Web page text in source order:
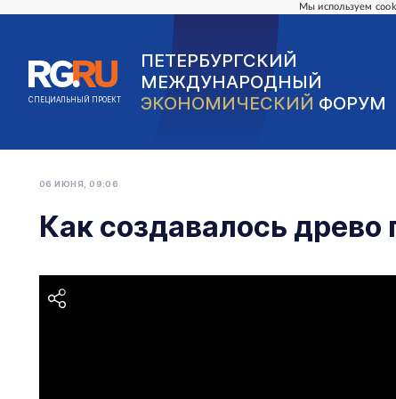
Мы используем
СПЕЦИАЛЬНЫЙ ПРОЕКТ
ПЕТЕРБУРГСКИЙ
МЕЖДУНАРОДНЫЙ
ЭКОНОМИЧЕСКИЙ ФОРУМ
06 ИЮНЯ, 09:06
Как создавалось